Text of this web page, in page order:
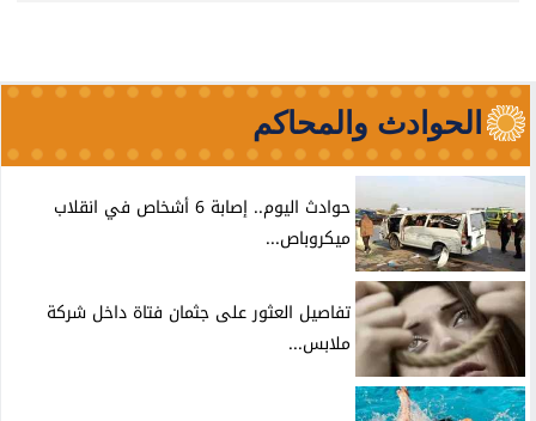
الحوادث والمحاكم
حوادث اليوم.. إصابة 6 أشخاص في انقلاب
ميكروباص...
تفاصيل العثور على جثمان فتاة داخل شركة
ملابس...